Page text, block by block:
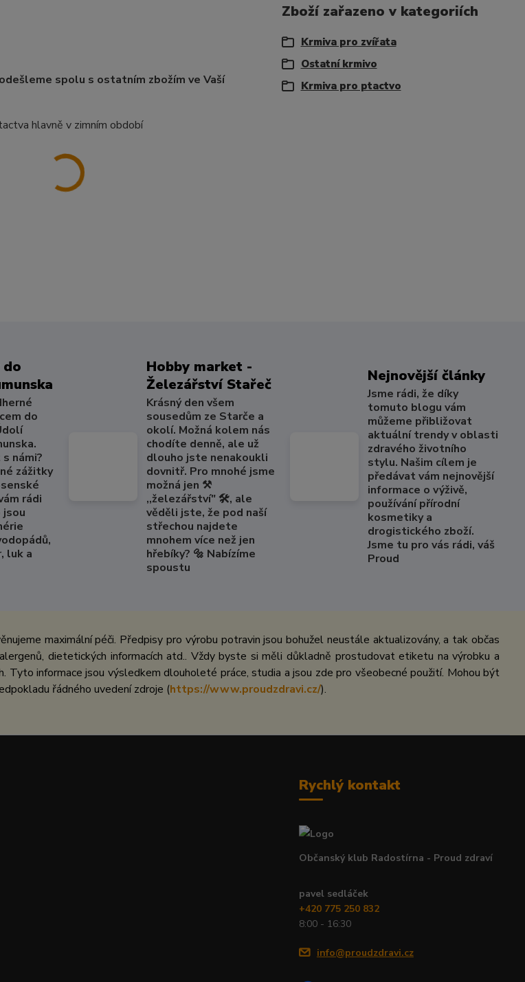
spolu s ostatním zbožím ve Vaší
hlavně v zimním období
Zboží zařazeno v kategoriích
Krmiva pro zvířata
Ostatní krmivo
Krmiva pro ptactvo
do
do
námi?
zážitky
rádi
jsou
luk a
Hobby market -
Železářství Stařeč
Krásný den všem
sousedům ze Starče a
okolí. Možná kolem nás
chodíte denně, ale už
dlouho jste nenakoukli
dovnitř. Pro mnohé jsme
možná jen ⚒️
,,železářství" 🛠️, ale
věděli jste, že pod naší
střechou najdete
mnohem více než jen
hřebíky? 🔩 Nabízíme
spoustu
Nejnovější články
Jsme rádi, že díky
tomuto blogu vám
můžeme přibližovat
aktuální trendy v oblasti
zdravého životního
stylu. Našim cílem je
předávat vám nejnovější
informace o výživě,
používání přírodní
kosmetiky a
drogistického zboží.
Jsme tu pro vás rádi, váš
Proud
maximální péči. Předpisy pro výrobu potravin jsou bohužel neustále aktualizovány, a tak občas
dietetických informacích atd.. Vždy byste si měli důkladně prostudovat etiketu na výrobku a
informace jsou výsledkem dlouholeté práce, studia a jsou zde pro všeobecné použití. Mohou být
řádného uvedení zdroje (https://www.proudzdravi.cz/).
Rychlý kontakt
Občanský klub Radostírna - Proud zdraví
pavel sedláček
+420 775 250 832
8:00 - 16:30
info@proudzdravi.cz